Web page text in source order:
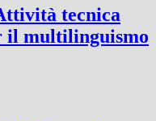
tecnica
il multilinguismo